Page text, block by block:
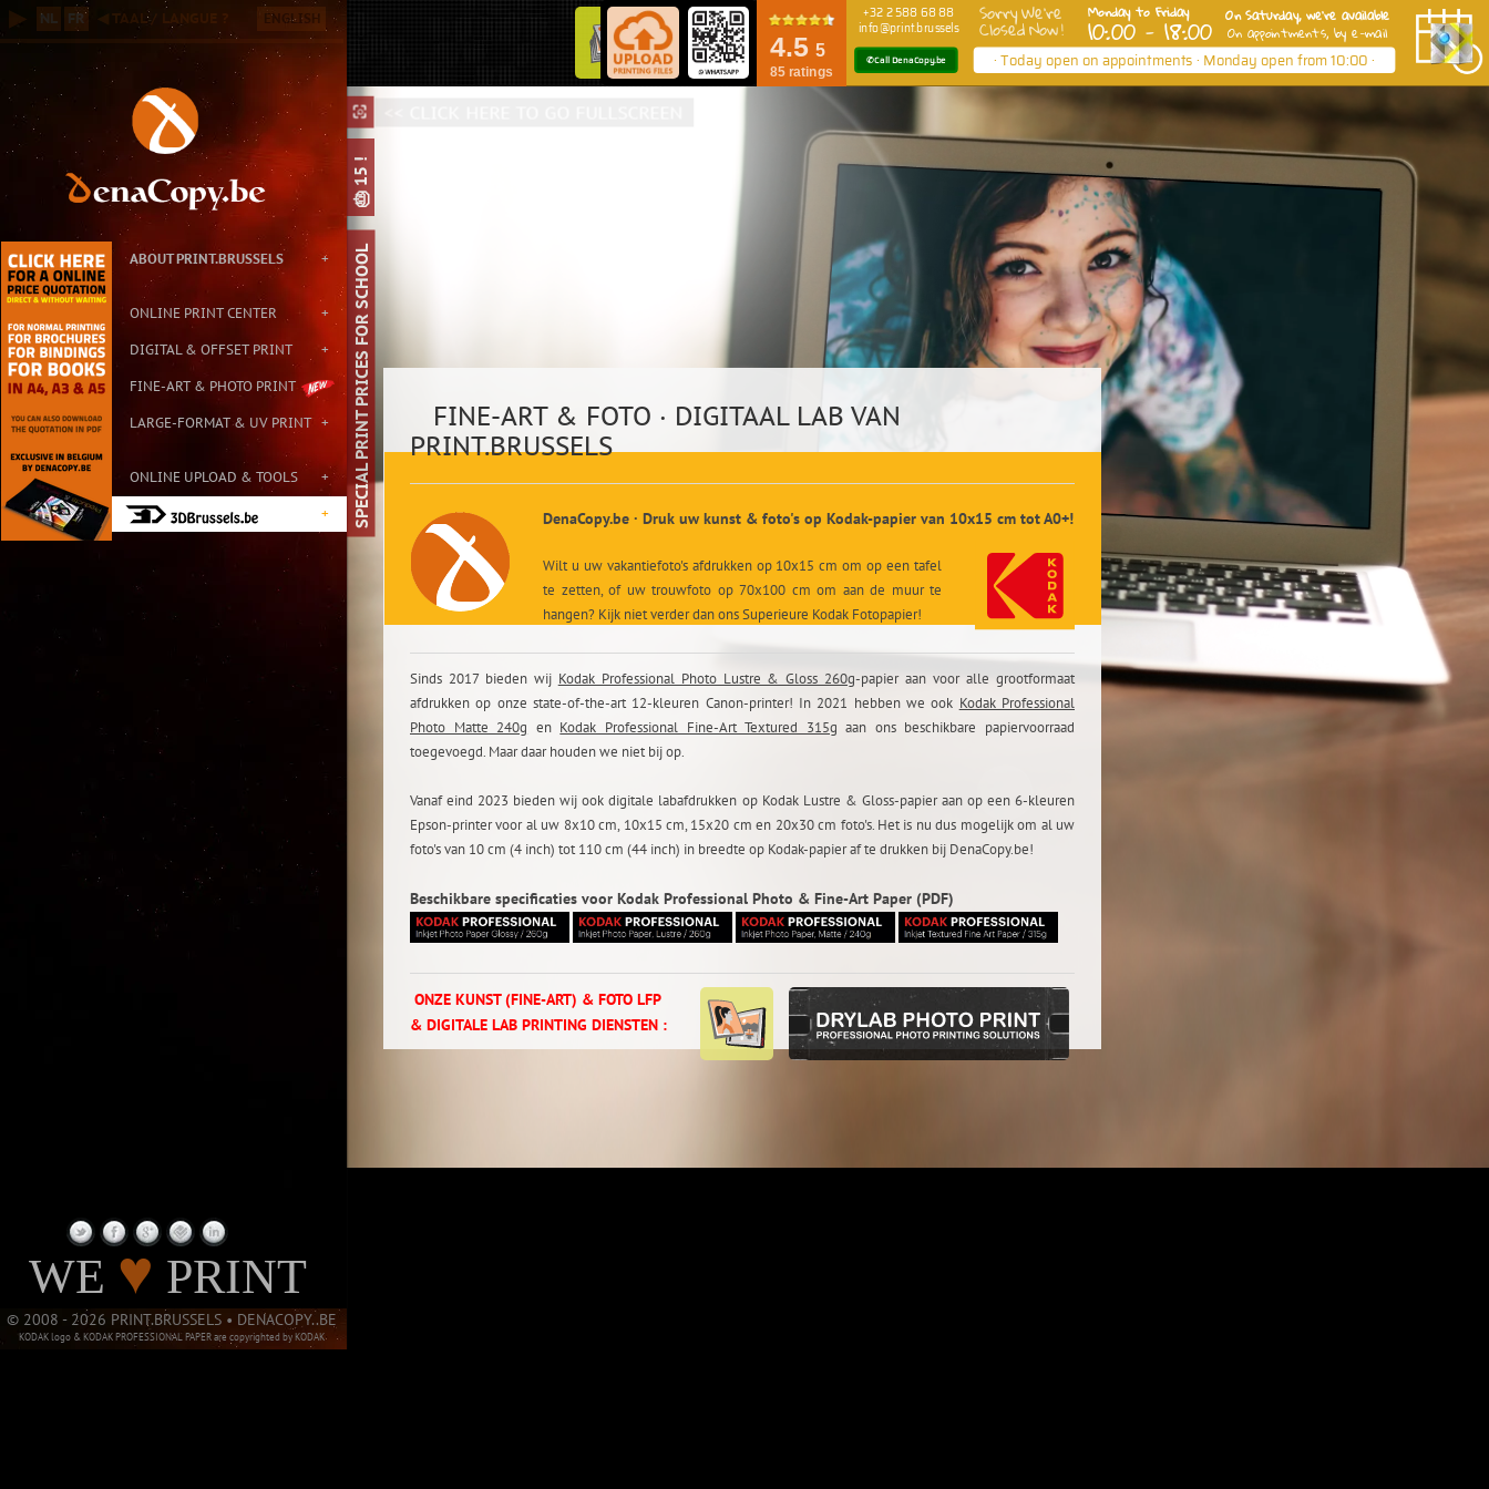
Online B2B Printing Service in Brussels, with Small & Large Format Printing Solutions in Color & Black/White
Contact: info@print.brussels - Address: Carton de Wiart 152, 1090 Brussels Belgium
PAGE NOT LOADING ? CLICK HERE
ABOUT PRINT.BRUSSELS +
ONLINE PRINT CENTER +
DIGITAL & OFFSET PRINT +
FINE-ART & PHOTO PRINT
LARGE-FORMAT & UV PRINT +
ONLINE UPLOAD & TOOLS +
+
◀ TAAL / LANGUE ?
▶ NL FR ENGLISH
© 2008 - 2026 PRINT.BRUSSELS • DENACOPY..BE
KODAK logo & KODAK PROFESSIONAL PAPER are copyrighted by KODAK
⛶
⌕
🎂 15 !
SPECIAL PRINT PRICES FOR SCHOOL
WE ♥ PRINT
FINE-ART & FOTO · DIGITAAL LAB VAN
PRINT.BRUSSELS
DenaCopy.be · Druk uw kunst & foto's op Kodak-papier van 10x15 cm tot A0+!
Wilt u uw vakantiefoto's afdrukken op 10x15 cm om op een tafel
te zetten, of uw trouwfoto op 70x100 cm om aan de muur te
hangen? Kijk niet verder dan ons Superieure Kodak Fotopapier!
Sinds 2017 bieden wij Kodak Professional Photo Lustre & Gloss 260g-papier aan voor alle grootformaat
afdrukken op onze state-of-the-art 12-kleuren Canon-printer! In 2021 hebben we ook Kodak Professional
Photo Matte 240g en Kodak Professional Fine-Art Textured 315g aan ons beschikbare papiervoorraad
toegevoegd. Maar daar houden we niet bij op.
Vanaf eind 2023 bieden wij ook digitale labafdrukken op Kodak Lustre & Gloss-papier aan op een 6-kleuren
Epson-printer voor al uw 8x10 cm, 10x15 cm, 15x20 cm en 20x30 cm foto's. Het is nu dus mogelijk om al uw
foto's van 10 cm (4 inch) tot 110 cm (44 inch) in breedte op Kodak-papier af te drukken bij DenaCopy.be!
Beschikbare specificaties voor Kodak Professional Photo & Fine-Art Paper (PDF)
ONZE KUNST (FINE-ART) & FOTO LFP
& DIGITALE LAB PRINTING DIENSTEN :